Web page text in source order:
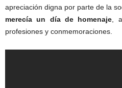
apreciación digna por parte de la
merecía un día de homenaje ,
profesiones y conmemoraciones.